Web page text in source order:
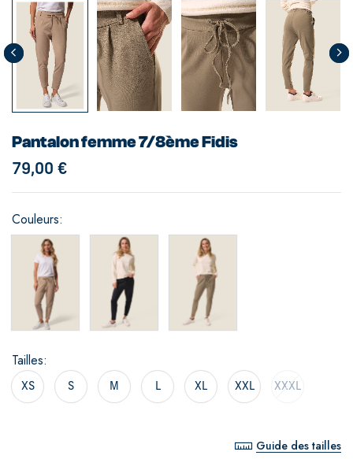
Pantalon femme 7/8ème Fidis
79,00 €
Couleurs
Tailles
XS S M L XL XXL XXXL
Guide des tailles